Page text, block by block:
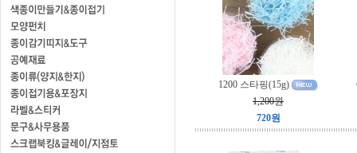
1200 스타핑(15g)
1,200원
720원